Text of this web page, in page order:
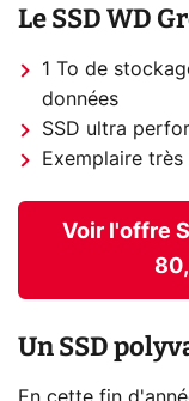
Le SSD WD
1 To de
données
SSD ultra
Exemplaire
Voir l'offre
Un SSD